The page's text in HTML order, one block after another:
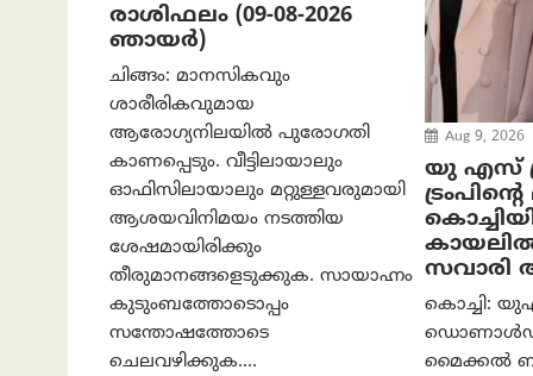
രാശിഫലം (09-08-2026
ഞായര്‍)
ചിങ്ങം: മാനസികവും
ശാരീരികവുമായ
ആരോഗ്യനിലയിൽ പുരോഗതി
കാണപ്പെടും. വീട്ടിലായാലും
ഓഫിസിലായാലും മറ്റുള്ളവരുമായി
ആശയവിനിമയം നടത്തിയ
ശേഷമായിരിക്കും
തീരുമാനങ്ങളെടുക്കുക. സായാഹ്നം
കുടുംബത്തോടൊപ്പം
സന്തോഷത്തോടെ
ചെലവഴിക്കുക....
Aug 9, 2026
യു എസ്
സവാരി
കൊച്ചി:
ഡൊണാൾഡ്
മൈക്കൽ